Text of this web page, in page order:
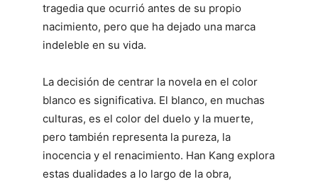
tragedia que ocurrió antes de su propio
nacimiento, pero que ha dejado una marca
indeleble en su vida.
La decisión de centrar la novela en el color
blanco es significativa. El blanco, en muchas
culturas, es el color del duelo y la muerte,
pero también representa la pureza, la
inocencia y el renacimiento. Han Kang explora
estas dualidades a lo largo de la obra,